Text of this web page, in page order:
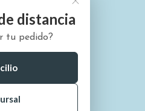
distancia
tu pedido?
comprar?